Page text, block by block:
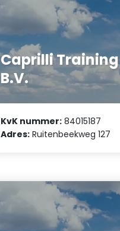
Caprilli Training
B.V.
KvK nummer: 84015187
Adres: Ruitenbeekweg 127